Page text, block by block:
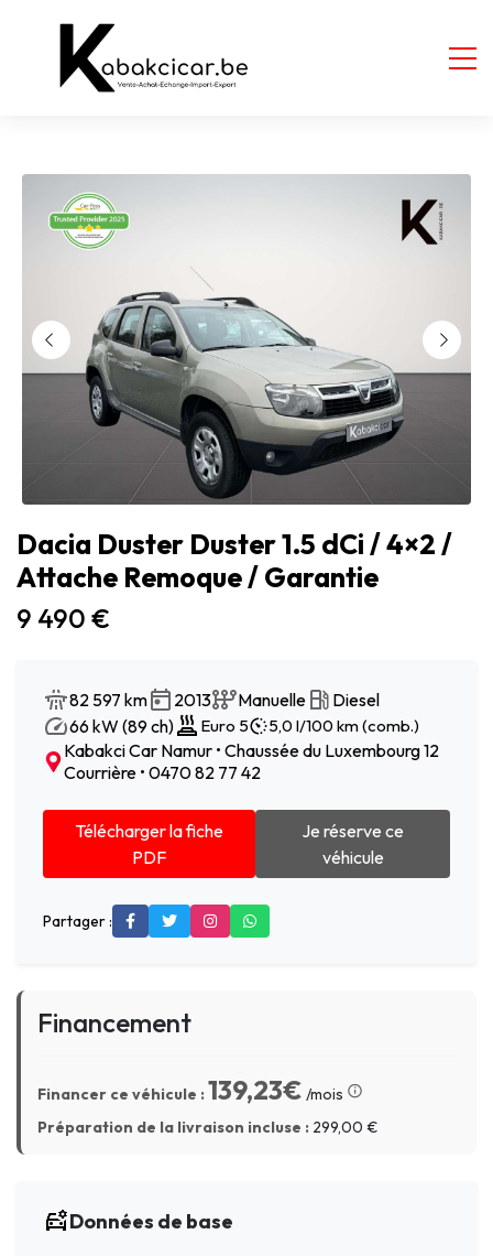
Dacia Duster Duster 1.5 dCi / 4×2 /
Attache Remoque / Garantie
9 490 €
82 597 km 2013 Manuelle
Diesel
66 kW (89 ch)
Euro 5 5,0 l/100 km (comb.)
Kabakci Car Namur • Chaussée du Luxembourg 12
Courrière • 0470 82 77 42
Télécharger la fiche
PDF
Je réserve ce
véhicule
Partager :
Financement
Financer ce véhicule :139,23€ /mois
Préparation de la livraison incluse : 299,00 €
Données de base